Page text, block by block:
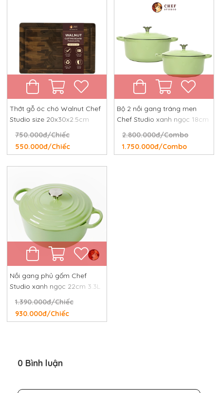
Thớt gỗ óc chó Walnut Chef
Studio size 20x30x2.5cm
750.000đ/Chiếc
550.000đ/Chiếc
Bộ 2 nồi gang tráng men
Chef Studio xanh ngọc 18cm
2.800.000đ/Combo
1.750.000đ/Combo
Nồi gang phủ gốm Chef
Studio xanh ngọc 22cm 3.3L
1.390.000đ/Chiếc
930.000đ/Chiếc
0 Bình luận